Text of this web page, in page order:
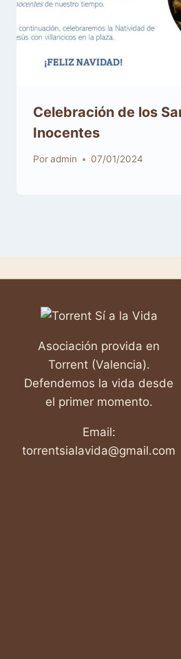
Celebración de los
Inocentes
Poradmin 07/01/2024
Asociación provida en
Torrent (Valencia).
Defendemos la vida desde
el primer momento.
Email:
torrentsialavida@gmail.com